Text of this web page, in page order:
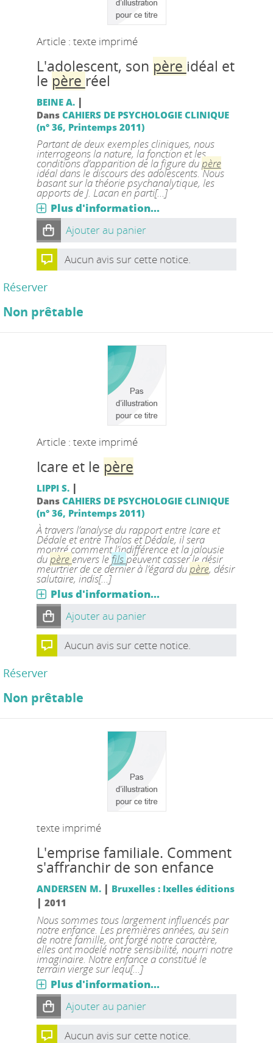
Article : texte imprimé
L'adolescent, son père idéal et
le père réel
BEINE A. |
Dans CAHIERS DE PSYCHOLOGIE CLINIQUE
(n° 36, Printemps 2011)
Partant de deux exemples cliniques, nous
interrogeons la nature, la fonction et les
conditions d’apparition de la figure dupère
idéal dans le discours des adolescents. Nous
basant sur la théorie psychanalytique, les
apports de J. Lacan en parti[...]
Plus d'information...
Ajouter au panier
Aucun avis sur cette notice.
Réserver
Non prêtable
Article : texte imprimé
Icare et le père
LIPPI S. |
Dans CAHIERS DE PSYCHOLOGIE CLINIQUE
(n° 36, Printemps 2011)
À travers l’analyse du rapport entre Icare et
Dédale et entre Thalos et Dédale, il sera
montré comment l’indifférence et la jalousie
dupère envers le filspeuvent casser le désir
meurtrier de ce dernier à l’égard dupère, désir
salutaire, indis[...]
Plus d'information...
Ajouter au panier
Aucun avis sur cette notice.
Réserver
Non prêtable
texte imprimé
L'emprise familiale. Comment
s'affranchir de son enfance
ANDERSEN M. | Bruxelles : Ixelles éditions
| 2011
Nous sommes tous largement influencés par
notre enfance. Les premières années, au sein
de notre famille, ont forgé notre caractère,
elles ont modelé notre sensibilité, nourri notre
imaginaire. Notre enfance a constitué le
terrain vierge sur lequ[...]
Plus d'information...
Ajouter au panier
Aucun avis sur cette notice.